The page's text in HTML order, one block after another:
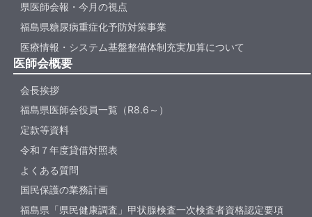
県医師会報・今月の視点
福島県糖尿病重症化予防対策事業
医療情報・システム基盤整備体制充実加算について
医師会概要
会長挨拶
福島県医師会役員一覧（R8.6～）
定款等資料
令和７年度貸借対照表
よくある質問
国民保護の業務計画
福島県「県民健康調査」甲状腺検査一次検査者資格認定要項